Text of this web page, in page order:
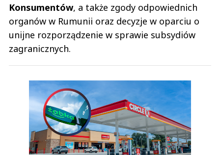
Konsumentów, a także zgody odpowiednich
organów w Rumunii oraz decyzje w oparciu o
unijne rozporządzenie w sprawie subsydiów
zagranicznych.